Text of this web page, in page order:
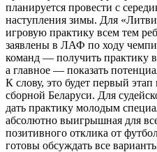
планируется провести с
наступления зимы. Для
игровую практику всем тем
заявлены в ЛАФ по ходу
команд — получить практику
а главное — показать
К слову, это будет первый
сборной Беларуси. Для
дать практику молодым
абсолютно выигрышная для
позитивного отклика от
готовы обсуждать все